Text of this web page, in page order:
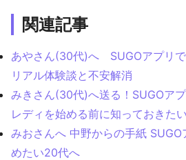
関連記事
あやさん(30代)へ SUGOアプリ
リアル体験談と不安解消
みきさん(30代)へ送る！SUGOア
レディを始める前に知っておきた
みおさんへ 中野からの手紙
めたい20代へ